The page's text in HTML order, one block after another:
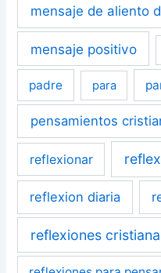
mensaje de aliento
mensaje positivo
padre para
pensamientos
reflexionar
reflexion diaria
reflexiones